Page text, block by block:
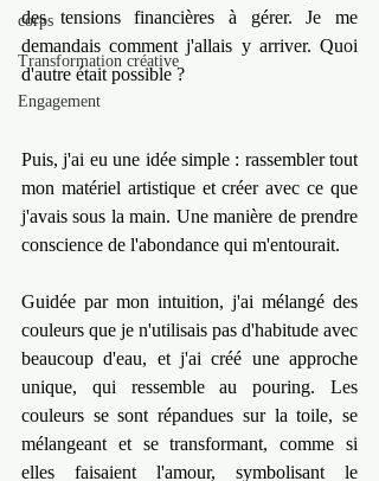
corps
Transformation créative
Engagement
des tensions financières à gérer. Je me
demandais comment j'allais y arriver. Quoi
d'autre était possible ?
Puis, j'ai eu une idée simple : rassembler tout
mon matériel artistique et créer avec ce que
j'avais sous la main. Une manière de prendre
conscience de l'abondance qui m'entourait.
Guidée par mon intuition, j'ai mélangé des
couleurs que je n'utilisais pas d'habitude avec
beaucoup d'eau, et j'ai créé une approche
unique, qui ressemble au pouring. Les
couleurs se sont répandues sur la toile, se
mélangeant et se transformant, comme si
elles faisaient l'amour, symbolisant le